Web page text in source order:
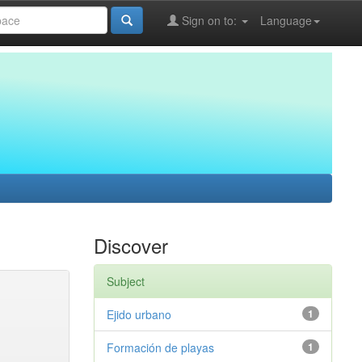
Language
Sign on to:
Discover
Subject
1
Ejido urbano
1
Formación de playas